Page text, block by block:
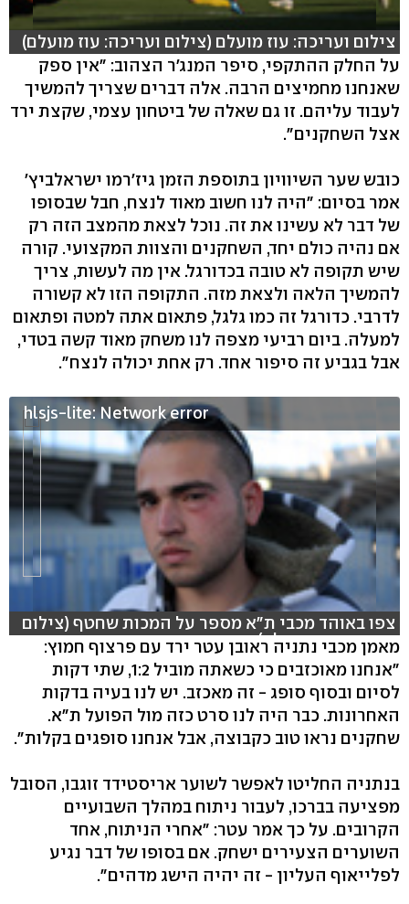
צילום ועריכה: עוז מועלם (צילום ועריכה: עוז מועלם)
על החלק ההתקפי, סיפר המנג'ר הצהוב: "אין ספק
שאנחנו מחמיצים הרבה. אלה דברים שצריך להמשיך
לעבוד עליהם. זו גם שאלה של ביטחון עצמי, שקצת ירד
אצל השחקנים".
כובש שער השיוויון בתוספת הזמן גיז'רמו ישראלביץ'
אמר בסיום: "היה לנו חשוב מאוד לנצח, חבל שבסופו
של דבר לא עשינו את זה. נוכל לצאת מהמצב הזה רק
אם נהיה כולם יחד, השחקנים והצוות המקצועי. קורה
שיש תקופה לא טובה בכדורגל. אין מה לעשות, צריך
להמשיך הלאה ולצאת מזה. התקופה הזו לא קשורה
לדרבי. כדורגל זה כמו גלגל, פתאום אתה למטה ופתאום
למעלה. ביום רביעי מצפה לנו משחק מאוד קשה בטדי,
אבל בגביע זה סיפור אחד. רק אחת יכולה לנצח".
hlsjs-lite: Network error
צפו באוהד מכבי ת"א מספר על המכות שחטף (צילום
ועריכה: עוז מועלם)
מאמן מכבי נתניה ראובן עטר ירד עם פרצוף חמוץ:
"אנחנו מאוכזבים כי כשאתה מוביל 1:2, שתי דקות
לסיום ובסוף סופג - זה מאכזב. יש לנו בעיה בדקות
האחרונות. כבר היה לנו סרט כזה מול הפועל ת"א.
שחקנים נראו טוב כקבוצה, אבל אנחנו סופגים בקלות".
בנתניה החליטו לאפשר לשוער אריסטידד זוגבו, הסובל
מפציעה בברכו, לעבור ניתוח במהלך השבועיים
הקרובים. על כך אמר עטר: "אחרי הניתוח, אחד
השוערים הצעירים ישחק. אם בסופו של דבר נגיע
לפלייאוף העליון - זה יהיה הישג מדהים".